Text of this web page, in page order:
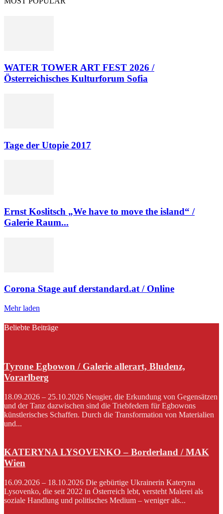
WATER TOWER ART FEST 2026 /
Österreichisches Kulturforum Sofia
Tage der Utopie 2017
Ernst Koslitsch „We have to move the island“ /
Galerie Raum...
Corona Stage auf derstandard.at / Online
Mehr laden
Beliebte Beiträge
Tyrone Egbowon / Galerie allerart, Bludenz,
Vorarlberg
18.09.2026 – 25.10.2026 Neugier, die Erkundung von Gegensätzen
und der Tanz dazwischen sind die Triebfedern für Egbowons
künstlerisches Schaffen. Durch die Transformation von Materialien
und...
KATERYNA LYSOVENKO – Borderland / MAK
Wien
16.09.2026 – 18.10.2026 Die gebürtige Ukrainerin Kateryna
Lysovenko, die seit 2022 in Österreich lebt, versteht Malerei als
soziale Handlung und politisches Medium – weniger als...